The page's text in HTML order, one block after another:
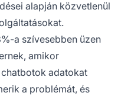
alapján közvetlenül
a szívesebben üzen
amikor
adatokat
a problémát, és